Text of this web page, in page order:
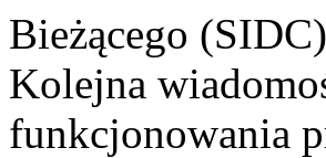
Bieżącego
Kolejna
funkcjonowania